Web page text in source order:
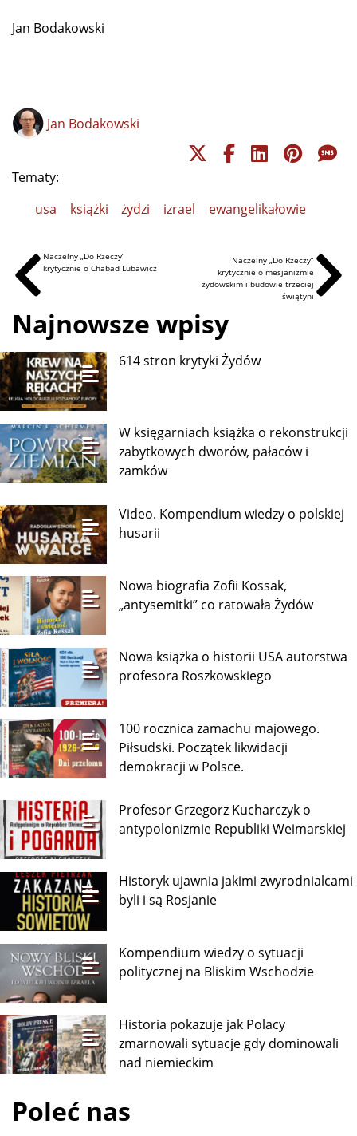
Jan Bodakowski
Jan Bodakowski
Tematy:
usa
książki żydzi izrael ewangelikałowie
Naczelny „Do Rzeczy”
krytycznie o Chabad Lubawicz
Naczelny „Do Rzeczy”
krytycznie o mesjanizmie
żydowskim i budowie trzeciej
świątyni
Najnowsze wpisy
614 stron krytyki Żydów
W księgarniach książka o rekonstrukcji
zabytkowych dworów, pałaców i
zamków
Video. Kompendium wiedzy o polskiej
husarii
Nowa biografia Zofii Kossak,
„antysemitki” co ratowała Żydów
Nowa książka o historii USA autorstwa
profesora Roszkowskiego
100 rocznica zamachu majowego.
Piłsudski. Początek likwidacji
demokracji w Polsce.
Profesor Grzegorz Kucharczyk o
antypolonizmie Republiki Weimarskiej
Historyk ujawnia jakimi zwyrodnialcami
byli i są Rosjanie
Kompendium wiedzy o sytuacji
politycznej na Bliskim Wschodzie
Historia pokazuje jak Polacy
zmarnowali sytuacje gdy dominowali
nad niemieckim
Poleć nas